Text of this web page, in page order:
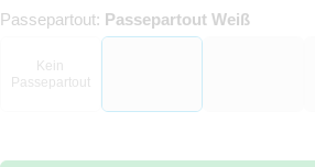
Passepartout: Passepartout Weiß
Kein
Passepartout